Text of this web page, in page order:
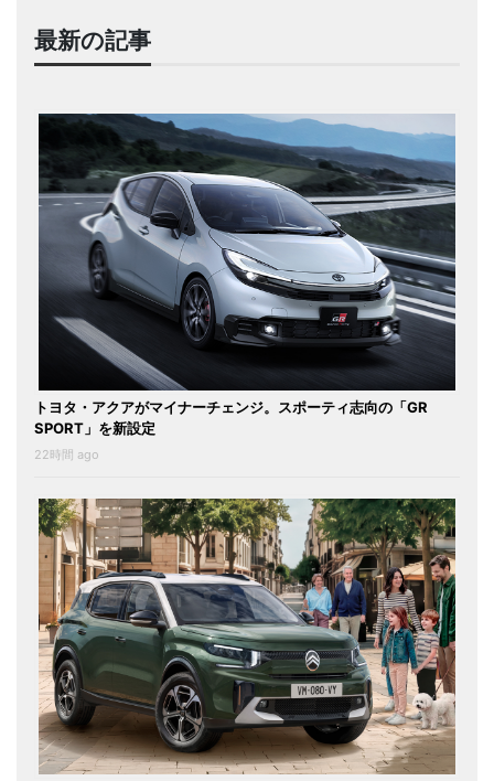
最新の記事
トヨタ・アクアがマイナーチェンジ。スポーティ志向の「GR
SPORT」を新設定
22時間 ago